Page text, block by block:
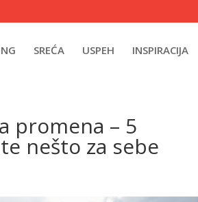
SREĆA USPEH INSPIRACIJA
promena – 5
nešto za sebe